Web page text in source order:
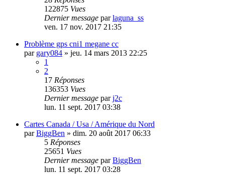
122875 Vues
Dernier message parlaguna_ss
ven. 17 nov. 2017 21:35
Problème gps cni1 megane cc
par gary084 » jeu. 14 mars 2013 22:25
1
2
17 Réponses
136353 Vues
Dernier message parj2c
lun. 11 sept. 2017 03:38
Cartes Canada / Usa / Amérique du Nord
parBiggBen » dim. 20 août 2017 06:33
5 Réponses
25651 Vues
Dernier message parBiggBen
lun. 11 sept. 2017 03:28